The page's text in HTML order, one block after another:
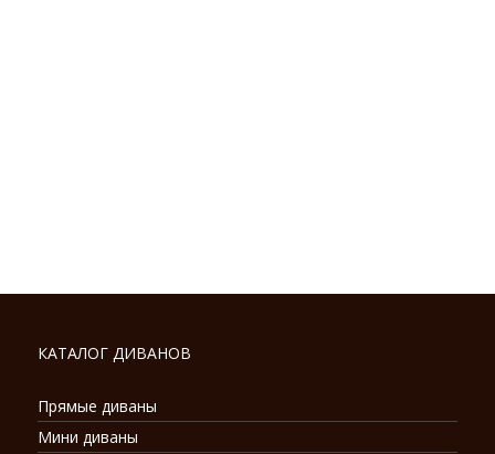
КАТАЛОГ ДИВАНОВ
Прямые диваны
Мини диваны